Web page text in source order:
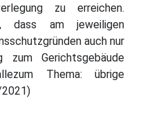
zu erreichen.
dass am jeweiligen
auch nur
zum Gerichtsgebäude
Thema: übrige